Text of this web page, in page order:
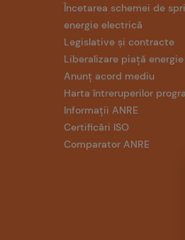
Încetarea schemei de
energie electrică
Legislative și contracte
Liberalizare piață energie
Anunț acord mediu
Harta întreruperilor
Informații ANRE
Certificări ISO
Comparator ANRE